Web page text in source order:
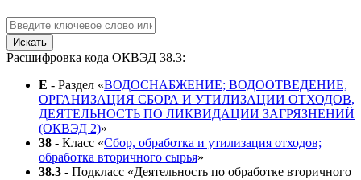
Искать
Расшифровка кода ОКВЭД 38.3:
E - Раздел «ВОДОСНАБЖЕНИЕ; ВОДООТВЕДЕНИЕ,
ОРГАНИЗАЦИЯ СБОРА И УТИЛИЗАЦИИ ОТХОДОВ,
ДЕЯТЕЛЬНОСТЬ ПО ЛИКВИДАЦИИ ЗАГРЯЗНЕНИЙ
(ОКВЭД 2)»
38 - Класс «Сбор, обработка и утилизация отходов;
обработка вторичного сырья»
38.3 - Подкласс «Деятельность по обработке вторичного